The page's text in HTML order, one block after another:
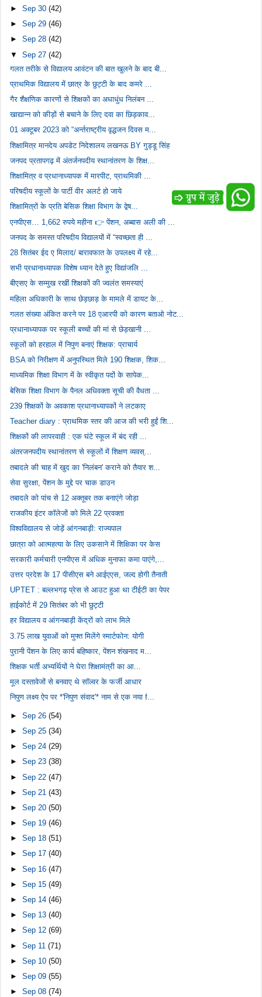
►Sep 30(42)
►Sep 29(46)
►Sep 28(42)
▼Sep 27(42)
गलत तरीके से विद्यालय आवंटन की बात खुलने के बाद बी...
प्राथमिक विद्यालय में छात्र के छुट्टी के बाद कमरे ...
गैर शैक्षणिक कारणों से शिक्षकों का अधाधुंध निलंबन ...
खाद्यान्न को कीड़ों से बचाने के लिए दवा का छिड़काव...
01 अक्टूबर 2023 को “अर्न्तराष्ट्रीय वृद्धजन दिवस म...
शिक्षामित्र मानदेय अपडेट निदेशालय लखनऊ BY गुड्डू सिंह
जनपद प्रतापगढ़ में अंतर्जनपदीय स्थानांतरण के शिक्ष...
शिक्षामित्र व प्रधानाध्यापक में मारपीट, प्राथमिकी ...
परिषदीय स्कूलों के पार्टी वीर अलर्ट हो जाये
शिक्षामित्रों के प्रति बेसिक शिक्षा विभाग के द्वेष...
एनपीएस… 1,662 रुपये महीना 👉 पेंशन, अब्बास अली की ...
जनपद के समस्त परिषदीय विद्यालयों में “स्वच्छता ही ...
28 सितंबर ईद ए मिलाद/ बारावफात के उपलक्ष्य में रहे...
सभी प्रधानाध्यापक विशेष ध्यान देते हुए विद्यांजलि ...
बीएसए के सम्मुख रखीं शिक्षकों की ज्वलंत समस्याएं
महिला अधिकारी के साथ छेड़छाड़ के मामले में डायट के...
गलत संख्या अंकित करने पर 18 एआरपी को कारण बताओ नोट...
प्रधानाध्यापक पर स्कूली बच्चों की मां से छेड़खानी ...
स्कूलों को हरहाल में निपुण बनाएं शिक्षक: प्राचार्य
BSA को निरीक्षण में अनुपस्थित मिले 190 शिक्षक, शिक...
माध्यमिक शिक्षा विभाग में के स्वीकृत पदों के सापेक...
बेसिक शिक्षा विभाग के पैनल अधिवक्ता सूची की वैधता ...
239 शिक्षकों के अवकाश प्रधानाध्यापकों ने लटकाए
Teacher diary : प्राथमिक स्तर की आज की भरी हुईं शि...
शिक्षकों की लापरवाही : एक घंटे स्कूल में बंद रही ...
अंतरजनपदीय स्थानांतरण से स्कूलों में शिक्षण व्यवस्...
तबादले की चाह में खुद का 'निलंबन' कराने को तैयार श...
सेवा सुरक्षा, पेंशन के मुद्दे पर चाक डाउन
तबादले को पांच से 12 अक्तूबर तक बनाएंगे जोड़ा
राजकीय इंटर कॉलेजों को मिले 22 प्रवक्ता
विश्वविद्यालय से जोड़ें आंगनबाड़ी: राज्यपाल
छात्रा को आत्महत्या के लिए उकसाने में शिक्षिका पर केस
सरकारी कर्मचारी एनपीएस में अधिक मुनाफा कमा पाएंगे,...
उत्तर प्रदेश के 17 पीसीएस बने आईएएस, जल्द होगी तैनाती
UPTET : बल्लभगढ़ प्रेस से आउट हुआ था टीईटी का पेपर
हाईकोर्ट में 29 सितंबर को भी छुट्टी
हर विद्यालय व आंगनबाड़ी केंद्रों को लाभ मिले
3.75 लाख युवाओं को मुफ्त मिलेंगे स्मार्टफोन: योगी
पुरानी पेंशन के लिए कार्य बहिष्कार, पेंशन शंखनाद म...
शिक्षक भर्ती अभ्यर्थियों ने घेरा शिक्षामंत्री का आ...
मूल दस्तावेजों से बनवाए थे सॉल्वर के फर्जी आधार
निपुण लक्ष्य ऐप पर *'निपुण संवाद'* नाम से एक नया f...
►Sep 26(54)
►Sep 25(34)
►Sep 24(29)
►Sep 23(38)
►Sep 22(47)
►Sep 21(43)
►Sep 20(50)
►Sep 19(46)
►Sep 18(51)
►Sep 17(40)
►Sep 16(47)
►Sep 15(49)
►Sep 14(46)
►Sep 13(40)
►Sep 12(69)
►Sep 11(71)
►Sep 10(50)
►Sep 09(55)
►Sep 08(74)